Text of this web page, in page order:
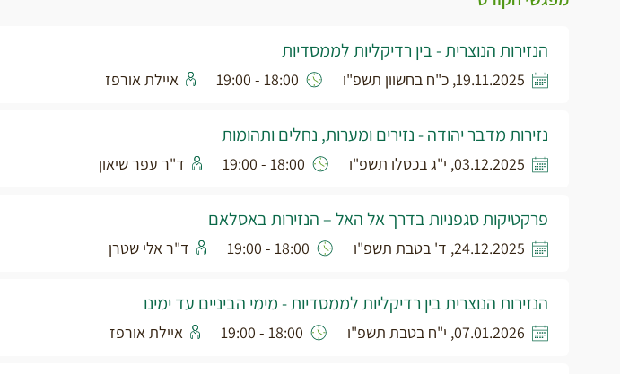
הנזירות הנוצרית - בין רדיקליות לממסדיות
19.11.2025, כ"ח בחשוון תשפ"ו 18:00 - 19:00 איילת אורפז
נזירות מדבר יהודה - נזירים ומערות, נחלים ותהומות
03.12.2025, י"ג בכסלו תשפ"ו 18:00 - 19:00 ד"ר עפר שיאון
פרקטיקות סגפניות בדרך אל האל – הנזירות באסלאם
24.12.2025, ד' בטבת תשפ"ו 18:00 - 19:00 ד"ר אלי שטרן
הנזירות הנוצרית בין רדיקליות לממסדיות - מימי הביניים עד ימינו
07.01.2026, י"ח בטבת תשפ"ו 18:00 - 19:00 איילת אורפז